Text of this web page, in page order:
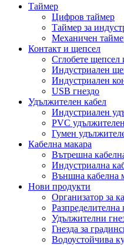
Таймер
Цифров таймер
Таймер за
Механичен
Контакт и щепсел
Сглобете щепсел
Индустриален
Индустриален
USB гнездо
Удължителен кабел
Индустриален
PVC
Гумен
Кабелна макара
Вътрешна
Индустриална
Външна кабелна
Нови продукти
Организатор за
Разпределителна
Удължителни
Гнезда за
Водоустойчива